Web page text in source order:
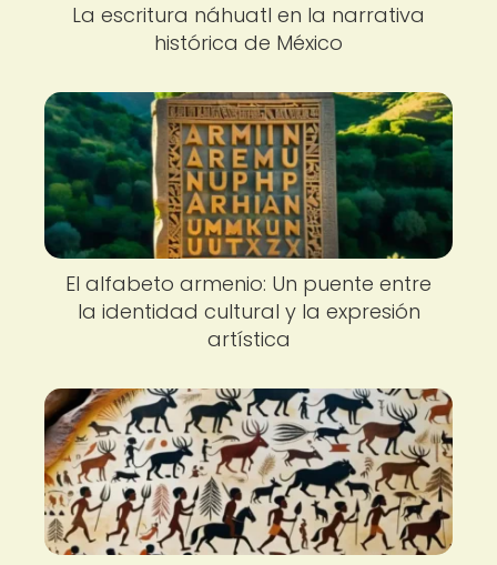
La escritura náhuatl en la narrativa
histórica de México
El alfabeto armenio: Un puente entre
la identidad cultural y la expresión
artística